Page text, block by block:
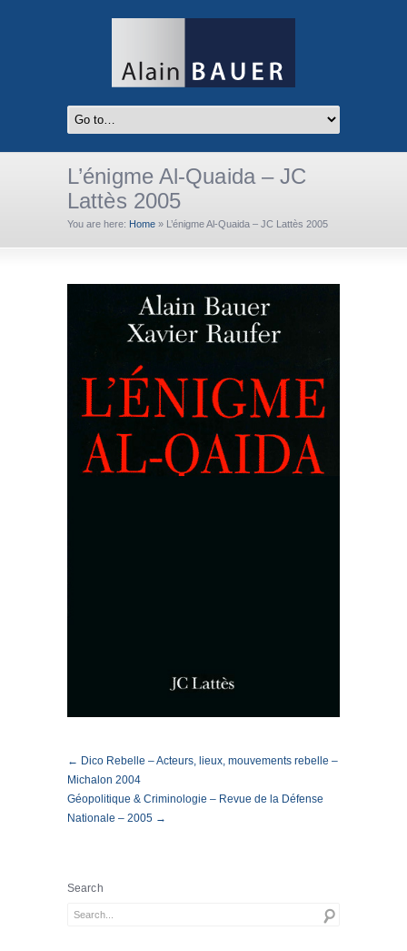
L’énigme Al-Quaida – JC
Lattès 2005
You are here: Home » L’énigme Al-Quaida – JC Lattès 2005
← Dico Rebelle – Acteurs, lieux, mouvements rebelle –
Michalon 2004
Géopolitique & Criminologie – Revue de la Défense
Nationale – 2005 →
Search